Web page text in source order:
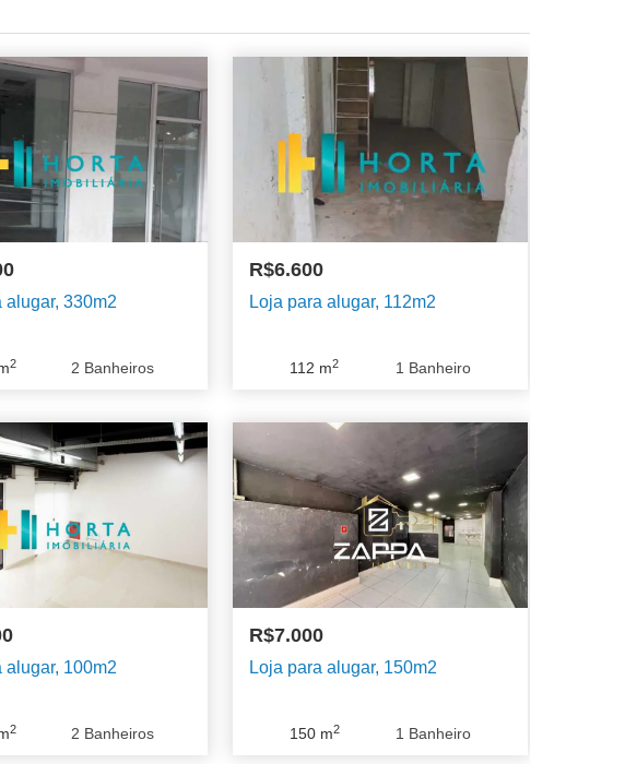
alugar, 330m2
2 2 Banheiros
R$6.600
Loja para alugar, 112m2
112 m2 1 Banheiro
alugar, 100m2
2 2 Banheiros
R$7.000
Loja para alugar, 150m2
150m2 1 Banheiro